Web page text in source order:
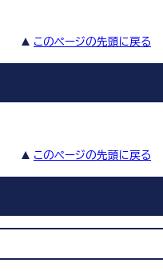
このページの先頭に戻る
このページの先頭に戻る